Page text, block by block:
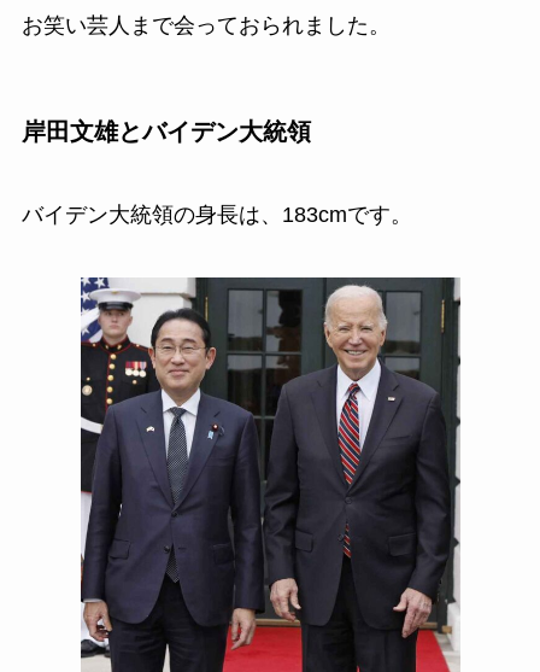
お笑い芸人まで会っておられました。
岸田文雄とバイデン大統領
バイデン大統領の身長は、183cmです。